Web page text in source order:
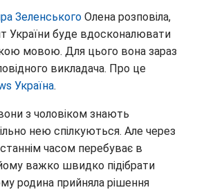
Зеленського Олена розповіла,
України буде вдосконалювати
мовою. Для цього вона зараз
викладача. Про це
Україна.
з чоловіком знають
нею спілкуються. Але через
часом перебуває в
важко швидко підібрати
родина прийняла рішення